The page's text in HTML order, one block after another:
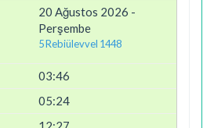
20 Ağustos 2026 -
Perşembe
5 Rebiülevvel 1448
03:46
05:24